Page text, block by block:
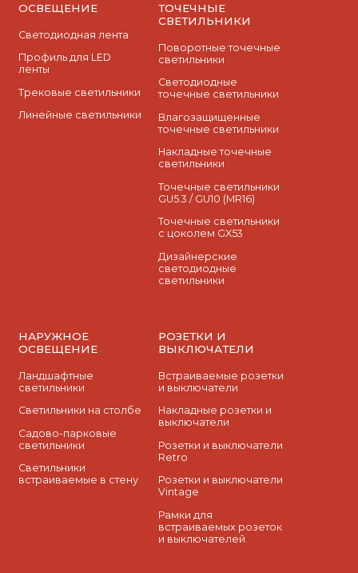
ОСВЕЩЕНИЕ
Светодиодная лента
Профиль для LED
ленты
Трековые светильники
Линейные светильники
ТОЧЕЧНЫЕ
СВЕТИЛЬНИКИ
Поворотные точечные
светильники
Cветодиодные
точечные светильники
Влагозащищенные
точечные светильники
Накладные точечные
светильники
Точечные светильники
GU5.3 / GU10 (MR16)
Точечные светильники
с цоколем GX53
Дизайнерские
светодиодные
светильники
НАРУЖНОЕ
ОСВЕЩЕНИЕ
Ландшафтные
светильники
Светильники на столбе
Садово-парковые
светильники
Светильники
встраиваемые в стену
РОЗЕТКИ И
ВЫКЛЮЧАТЕЛИ
Встраиваемые розетки
и выключатели
Накладные розетки и
выключатели
Розетки и выключатели
Retro
Розетки и выключатели
Vintage
Рамки для
встраиваемых розеток
и выключателей